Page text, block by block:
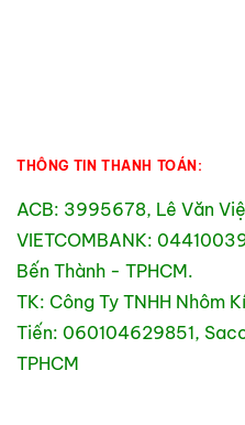
THÔNG TIN THANH TOÁN:
ACB: 3995678, Lê Văn
VIETCOMBANK:
Bến Thành - TPHCM.
TK: Công Ty TNHH Nhôm
Tiến: 060104629851,
TPHCM